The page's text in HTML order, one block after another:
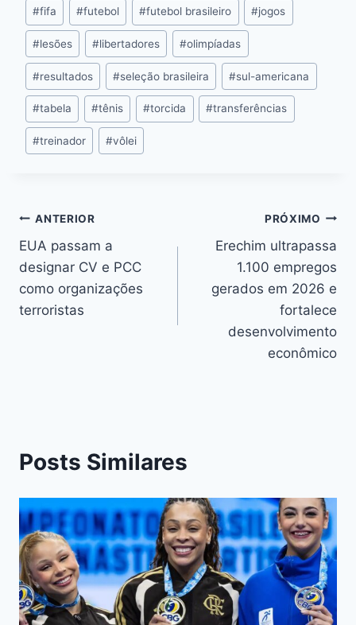
#fifa #futebol #futebol brasileiro #jogos
#lesões #libertadores #olimpíadas
#resultados #seleção brasileira #sul-americana
#tabela #tênis #torcida #transferências
#treinador #vôlei
ANTERIOR
EUA passam a
designar CV e PCC
como organizações
terroristas
PRÓXIMO
Erechim ultrapassa
1.100 empregos
gerados em 2026 e
fortalece
desenvolvimento
econômico
Posts Similares